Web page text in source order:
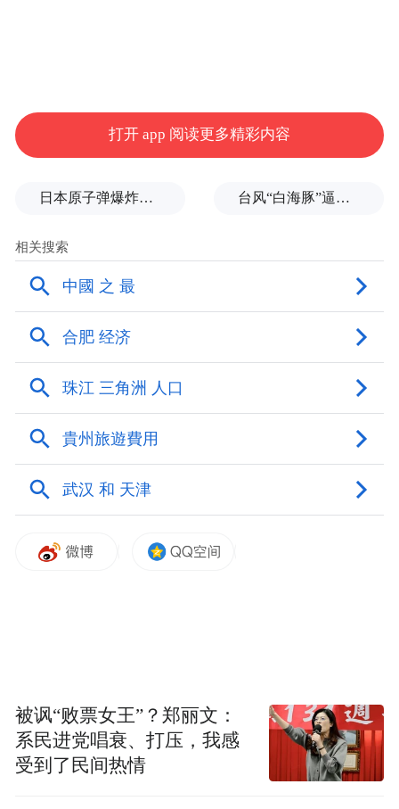
国功夫之旅品牌推广协作体”，举办中国功夫
嘉年华，打造“中国功夫之旅”品牌；联合媒
源、“沿着中原大遗址走廊寻国宝”大型直播
推介活动，推出了一批有深度有分量的“黄河
故事”“大遗址故事”，每场活动触达网友近2
亿人次。
为夯实网络宣传主阵地，河南文旅此间组建
了“老家河南”新媒体矩阵，目前矩阵粉丝量
近1000万，年度发布图文、视频作品超万
条，传播量近百亿，超500个话题登上全国热
队。
品牌化活动“促消费”
里、银基动物王国、隋唐洛阳城、洛邑古
城、开封万岁山、清明上河园、河南博物
院、安阳殷墟博物馆等一批文旅消费新场
打开 app 阅读更多精彩内容
日本原子弹爆炸亲历者反对高市修改无核三原则，“她应该下台” 台风“白海豚”逼近浙闽沿海，10余省份将掀强风雨
被讽“败票女王”？郑丽文：
系民进党唱衰、打压，我感
受到了民间热情